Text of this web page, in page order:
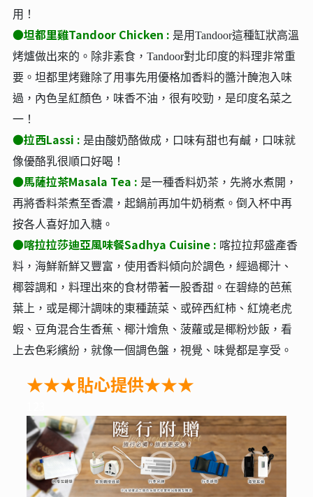
用！
●坦都里雞Tandoor Chicken : 是用Tandoor這種缸狀高溫
烤爐做出來的。除非素食，Tandoor對北印度的料理非常重
要。坦都里烤雞除了用事先用優格加香料的醬汁醃泡入味
過，內色呈紅顏色，味香不油，很有咬勁，是印度名菜之
一！
●拉西Lassi : 是由酸奶酪做成，口味有甜也有鹹，口味就
像優酪乳很順口好喝！
●馬薩拉茶Masala Tea : 是一種香料奶茶，先將水煮開，
再將香料茶煮至香濃，起鍋前再加牛奶稍煮。倒入杯中再
按各人喜好加入糖。
●喀拉拉莎迪亞風味餐Sadhya Cuisine : 喀拉拉邦盛產香
料，海鮮新鮮又豐富，使用香料傾向於調色，經過椰汁、
椰蓉調和，料理出來的食材帶著一股香甜。在碧綠的芭蕉
葉上，或是椰汁調味的東種蔬菜、或碎西紅柿、紅燒老虎
蝦、豆角混合生香蕉、椰汁燴魚、菠蘿或是椰粉炒飯，看
上去色彩繽紛，就像一個調色盤，視覺、味覺都是享受。
★★★貼心提供★★★